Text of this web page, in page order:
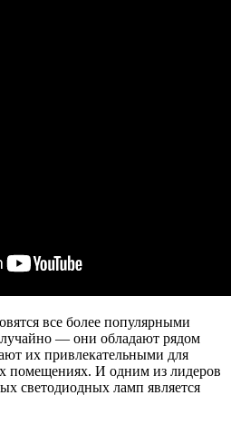
все более популярными
— они обладают рядом
их привлекательными для
помещениях. И одним из лидеров
светодиодных ламп является